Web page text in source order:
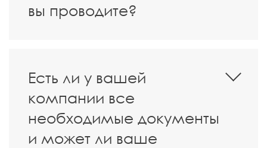
вы проводите?
Есть ли у вашей
компании все
необходимые документы
и может ли ваше